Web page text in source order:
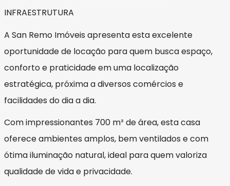
INFRAESTRUTURA
A San Remo Imóveis apresenta esta excelente
oportunidade de locação para quem busca espaço,
conforto e praticidade em uma localização
estratégica, próxima a diversos comércios e
facilidades do dia a dia.
Com impressionantes 700 m² de área, esta casa
oferece ambientes amplos, bem ventilados e com
ótima iluminação natural, ideal para quem valoriza
qualidade de vida e privacidade.